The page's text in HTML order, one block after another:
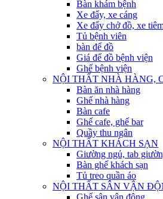
Bàn khám bệnh
Xe đẩy, xe cáng
Xe đẩy chở đồ, xe
Tủ bệnh viên
bàn để đồ
Giá để đồ bệnh viện
Ghế bệnh viện
NỘI THẤT NHÀ HÀNG,
Bàn ăn nhà hàng
Ghế nhà hàng
Bàn cafe
Ghế cafe, ghế bar
Quầy thu ngân
NỘI THẤT KHÁCH SẠN
Giường ngủ, tab
Bàn ghế khách sạn
Tủ treo quần áo
NỘI THẤT SÂN VẬN
Ghế sân vận động